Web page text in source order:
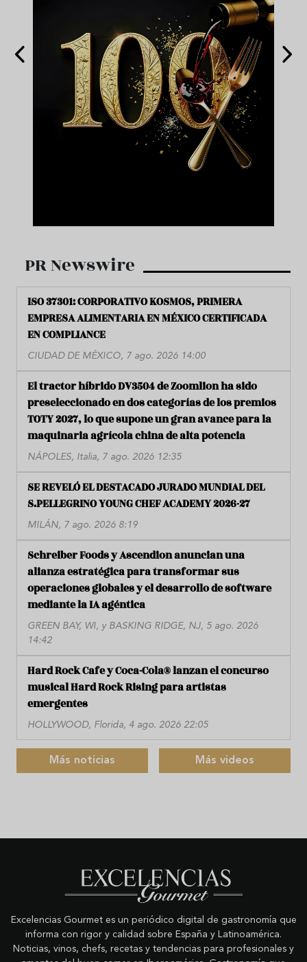
PR Newswire
ISO 37301: CORPORATIVO KOSMOS, PRIMERA
EMPRESA ALIMENTARIA EN MÉXICO CERTIFICADA
EN COMPLIANCE
CIUDAD DE MÉXICO, 7 ago. 2026 14:00
El tractor híbrido DV3504 de Zoomlion ha sido
preseleccionado en dos categorías de los premios
TOTY 2027, lo que supone un gran avance para la
maquinaria agrícola china de alta potencia
NÁPOLES, Italia, 7 ago. 2026 12:35
SE REVELÓ EL DESTACADO JURADO MUNDIAL DEL
S.PELLEGRINO YOUNG CHEF ACADEMY 2026-27
MILÁN, 7 ago. 2026 8:19
Schreiber Foods y Ascendion anuncian una
alianza estratégica para transformar sus
operaciones globales y el desarrollo de software
mediante la IA agéntica
GREEN BAY, WI, y BASKING RIDGE, NJ, 5 ago. 2026
14:42
Hard Rock Cafe y Coca-Cola® lanzan el concurso
musical Hard Rock Rising para artistas
emergentes
HOLLYWOOD, Florida, 4 ago. 2026 22:05
Más noticias Más videos
Excelencias Gourmet es un periódico digital de gastronomía que
informa con rigor y calidad sobre España y Latinoamérica.
Noticias, vinos, chefs, recetas y tendencias para profesionales y